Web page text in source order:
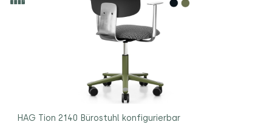
HAG Tion 2140 Bürostuhl konfigurierbar